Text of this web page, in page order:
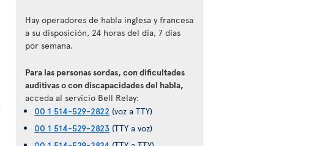
Hay operadores de habla inglesa y francesa
a su disposición, 24 horas del día, 7 días
por semana.
Para las personas sordas, con dificultades
auditivas o con discapacidades del habla,
acceda al servicio Bell Relay:
00 1 514-529-2822 (voz a TTY)
00 1 514-529-2823 (TTY a voz)